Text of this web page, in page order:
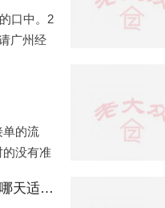
口中。2
广州经
单的流
的没有准
古冶区2022年6月份搬家的黄道吉日查询大全一览表哪天适合搬家好日子